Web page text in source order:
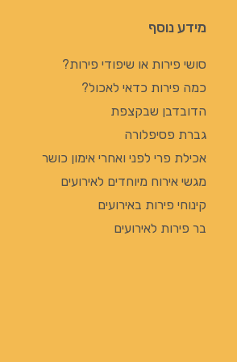
מידע נוסף
סושי פירות או שיפודי פירות?
כמה פירות כדאי לאכול?
הדובדבן שבקצפת
גברת פסיפלורה
אכילת פרי לפני ואחרי אימון כושר
מגשי אירוח מיוחדים לאירועים
קינוחי פירות באירועים
בר פירות לאירועים